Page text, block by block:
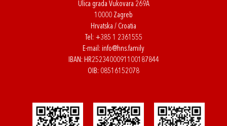
Ulica grada Vukovara 269A
10000 Zagreb
Hrvatska / Croatia
Tel: +385 1 2361555
E-mail: info@hns.family
IBAN: HR2523400091100187844
OIB: 08516152078